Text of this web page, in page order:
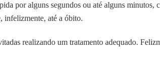
por alguns segundos ou até alguns minutos,
infelizmente, até a óbito.
realizando um tratamento adequado.